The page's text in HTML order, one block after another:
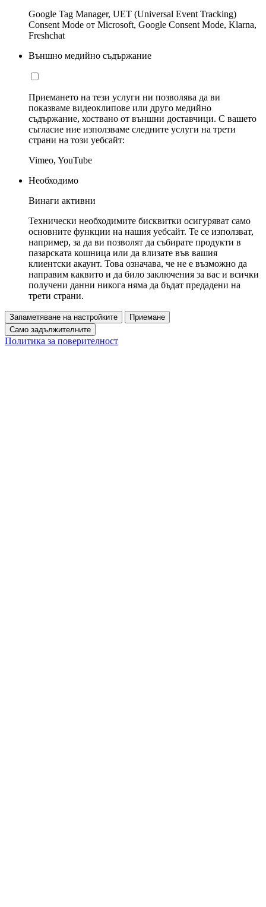
Google Tag Manager, UET (Universal Event Tracking)
Consent Mode от Microsoft, Google Consent Mode, Klarna,
Freshchat
Външно медийно съдържание
Приемането на тези услуги ни позволява да ви
показваме видеоклипове или друго медийно
съдържание, хоствано от външни доставчици. С вашето
съгласие ние използваме следните услуги на трети
страни на този уебсайт:
Vimeo, YouTube
Необходимо
Винаги активни
Технически необходимите бисквитки осигуряват само
основните функции на нашия уебсайт. Те се използват,
например, за да ви позволят да събирате продукти в
пазарската кошница или да влизате във вашия
клиентски акаунт. Това означава, че не е възможно да
направим каквито и да било заключения за вас и всички
получени данни никога няма да бъдат предадени на
трети страни.
Запаметяване на настройките
Приемане
Само задължителните
Политика за поверителност